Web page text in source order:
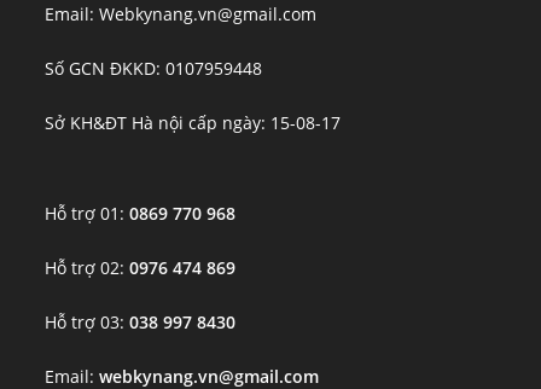
Email: Webkynang.vn@gmail.com
Số GCN ĐKKD: 0107959448
Sở KH&ĐT Hà nội cấp ngày: 15-08-17
Hỗ trợ 01:0869 770 968
Hỗ trợ 02:0976 474 869
Hỗ trợ 03:038 997 8430
Email:webkynang.vn@gmail.com